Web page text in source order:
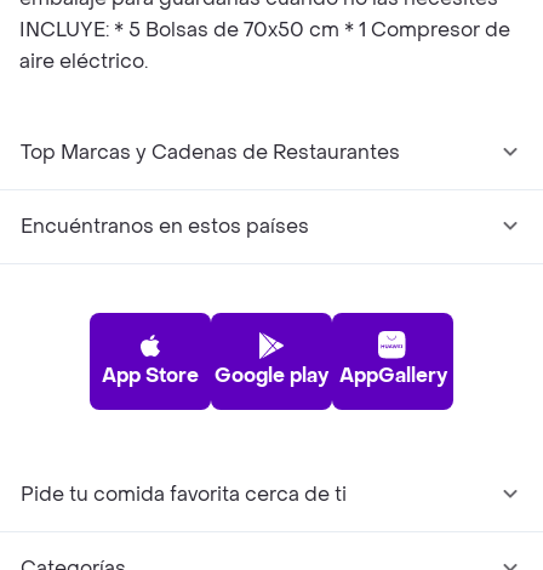
INCLUYE: * 5 Bolsas de 70x50 cm * 1 Compresor de
aire eléctrico.
Top Marcas y Cadenas de Restaurantes
Encuéntranos en estos países
App Store Google play AppGallery
Pide tu comida favorita cerca de ti